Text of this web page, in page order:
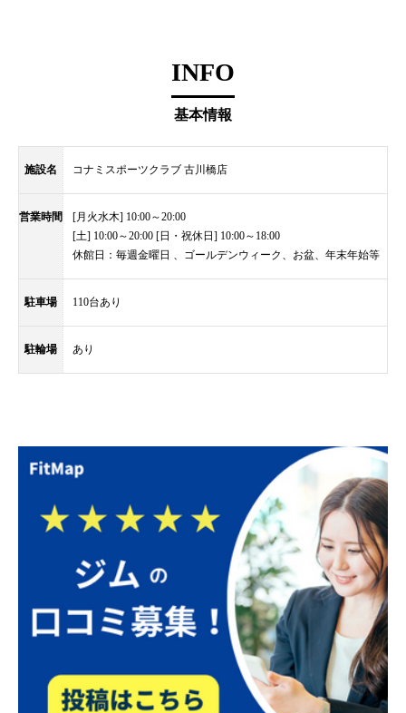
INFO
基本情報
施設名 コナミスポーツクラブ 古川橋店
営業時間
[月火水木] 10:00～20:00
[土] 10:00～20:00 [日・祝休日] 10:00～18:00
休館日：毎週金曜日 、ゴールデンウィーク、お盆、年末年始等
駐車場 110台あり
駐輪場 あり